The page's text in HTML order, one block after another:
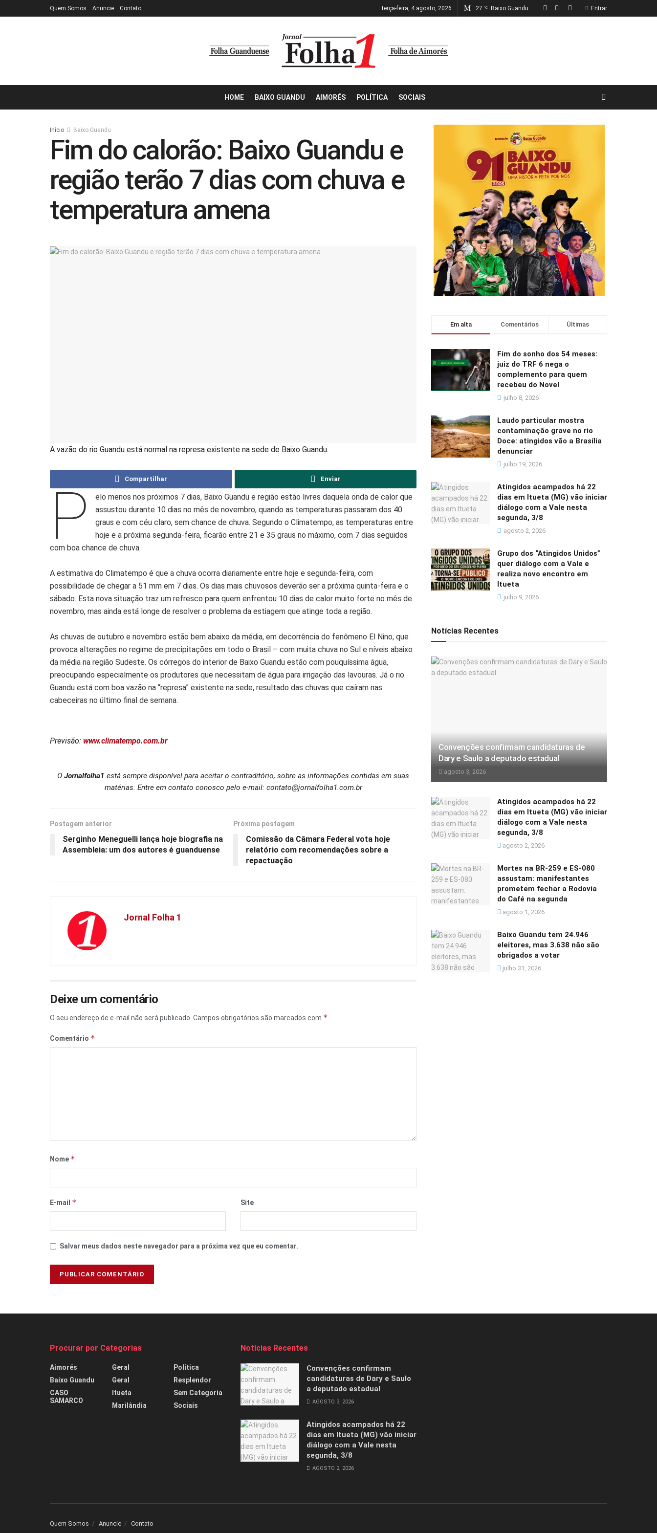
Quem Somos Anuncie Contato terça-feira, 4 agosto, 2026 27 °C Baixo Guandu Entrar
HOME BAIXO GUANDU AIMORÉS POLÍTICA SOCIAIS
Início Baixo Guandu
Fim do calorão: Baixo Guandu e
região terão 7 dias com chuva e
temperatura amena
A vazão do rio Guandu está normal na represa existente na sede de Baixo Guandu.
Compartilhar Enviar
P
elo menos nos próximos 7 dias, Baixo Guandu e região estão livres daquela onda de calor que
assustou durante 10 dias no mês de novembro, quando as temperaturas passaram dos 40
graus e com céu claro, sem chance de chuva. Segundo o Climatempo, as temperaturas entre
hoje e a próxima segunda-feira, ficarão entre 21 e 35 graus no máximo, com 7 dias seguidos
com boa chance de chuva.
A estimativa do Climatempo é que a chuva ocorra diariamente entre hoje e segunda-feira, com
possibilidade de chegar a 51 mm em 7 dias. Os dias mais chuvosos deverão ser a próxima quinta-feira e o
sábado. Esta nova situação traz um refresco para quem enfrentou 10 dias de calor muito forte no mês de
novembro, mas ainda está longe de resolver o problema da estiagem que atinge toda a região.
As chuvas de outubro e novembro estão bem abaixo da média, em decorrência do fenômeno El Nino, que
provoca alterações no regime de precipitações em todo o Brasil – com muita chuva no Sul e níveis abaixo
da média na região Sudeste. Os córregos do interior de Baixo Guandu estão com pouquíssima água,
preocupando especialmente os produtores que necessitam de água para irrigação das lavouras. Já o rio
Guandu está com boa vazão na “represa” existente na sede, resultado das chuvas que caíram nas
cabeceiras no último final de semana.
Previsão: www.climatempo.com.br
O Jornalfolha1 está sempre disponível para aceitar o contraditório, sobre as informações contidas em suas
matérias. Entre em contato conosco pelo e-mail: contato@jornalfolha1.com.br
Postagem anterior
Serginho Meneguelli lança hoje biografia na
Assembleia: um dos autores é guanduense
Próxima postagem
Comissão da Câmara Federal vota hoje
relatório com recomendações sobre a
repactuação
Jornal Folha 1
Deixe um comentário
O seu endereço de e-mail não será publicado. Campos obrigatórios são marcados com *
Comentário *
Nome *
E-mail * Site
Salvar meus dados neste navegador para a próxima vez que eu comentar.
Em alta Comentários Últimas
Fim do sonho dos 54 meses:
juiz do TRF 6 nega o
complemento para quem
recebeu do Novel
julho 8, 2026
Laudo particular mostra
contaminação grave no rio
Doce: atingidos vão a Brasília
denunciar
julho 19, 2026
Atingidos acampados há 22
dias em Itueta (MG) vão iniciar
diálogo com a Vale nesta
segunda, 3/8
agosto 2, 2026
Grupo dos “Atingidos Unidos”
quer diálogo com a Vale e
realiza novo encontro em
Itueta
julho 9, 2026
Notícias Recentes
Convenções confirmam candidaturas de
Dary e Saulo a deputado estadual
agosto 3, 2026
Atingidos acampados há 22
dias em Itueta (MG) vão iniciar
diálogo com a Vale nesta
segunda, 3/8
agosto 2, 2026
Mortes na BR-259 e ES-080
assustam: manifestantes
prometem fechar a Rodovia
do Café na segunda
agosto 1, 2026
Baixo Guandu tem 24.946
eleitores, mas 3.638 não são
obrigados a votar
julho 31, 2026
Procurar por Categorias
Aimorés
Baixo Guandu
CASO
SAMARCO
Geral
Geral
Itueta
Marilândia
Política
Resplendor
Sem Categoria
Sociais
Notícias Recentes
Convenções confirmam
candidaturas de Dary e Saulo
a deputado estadual
AGOSTO 3, 2026
Atingidos acampados há 22
dias em Itueta (MG) vão iniciar
diálogo com a Vale nesta
segunda, 3/8
AGOSTO 2, 2026
Quem Somos Anuncie Contato